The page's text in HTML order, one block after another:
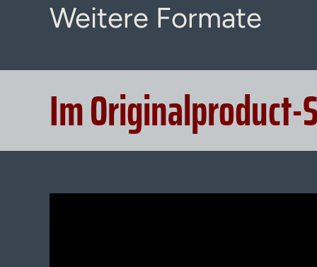
Weitere Formate
Im